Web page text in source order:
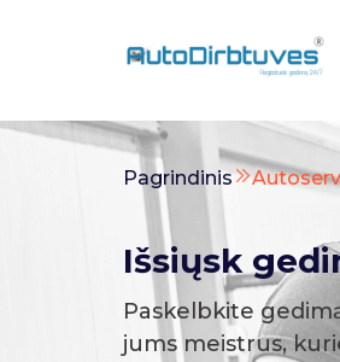
Pagrindinis
Išsiųsk
Paskelbkite
jums meistrus,